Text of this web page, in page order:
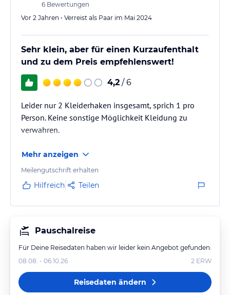
6 Bewertungen
Vor 2 Jahren • Verreist als Paar im Mai 2024
Sehr klein, aber für einen Kurzaufenthalt
und zu dem Preis empfehlenswert!
4,2 / 6
Leider nur 2 Kleiderhaken insgesamt, sprich 1 pro
Person. Keine sonstige Möglichkeit Kleidung zu
verwahren.
Mehr anzeigen
Meilengutschrift erhalten
Hilfreich Teilen
Pauschalreise
Für Deine Reisedaten haben wir leider kein Angebot gefunden.
08.08. - 06.10.26
2 ERW
Reisedaten ändern